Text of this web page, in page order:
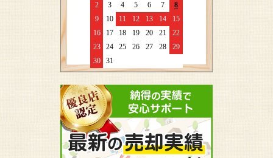
2
3 4 5 6 7
8
9
10 11 12 13 14
15
16
17 18 19 20 21
22
23
24 25 26 27 28
29
30
31